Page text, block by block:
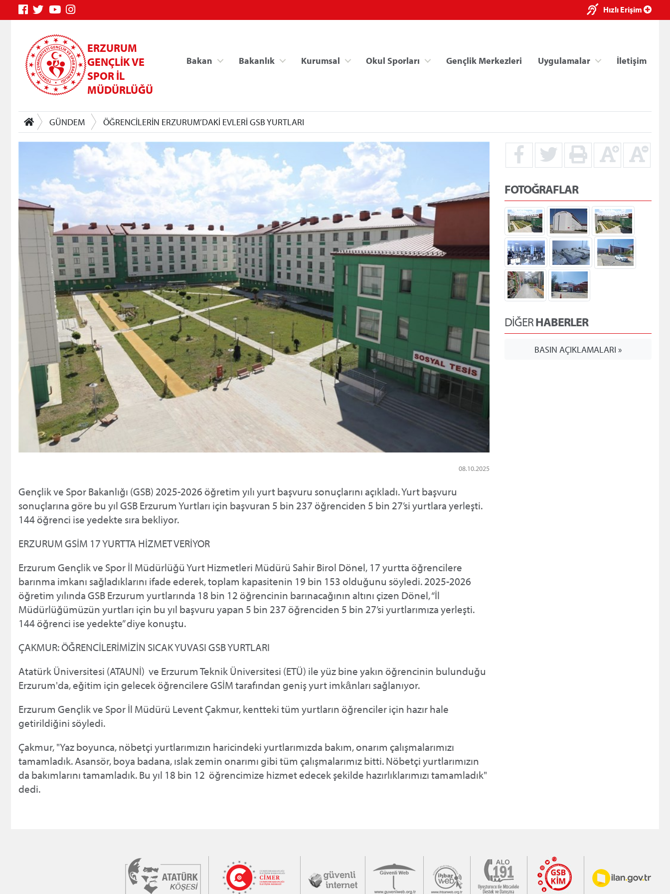
Hızlı Erişim
ERZURUM
GENÇLİK VE
SPOR İL
MÜDÜRLÜĞÜ
Bakan Bakanlık Kurumsal Okul Sporları Gençlik Merkezleri Uygulamalar İletişim
GÜNDEM ÖĞRENCİLERİN ERZURUM’DAKİ EVLERİ GSB YURTLARI
08.10.2025
Gençlik ve Spor Bakanlığı (GSB) 2025-2026 öğretim yılı yurt başvuru sonuçlarını açıkladı. Yurt başvuru
sonuçlarına göre bu yıl GSB Erzurum Yurtları için başvuran 5 bin 237 öğrenciden 5 bin 27’si yurtlara yerleşti.
144 öğrenci ise yedekte sıra bekliyor.
ERZURUM GSİM 17 YURTTA HİZMET VERİYOR
Erzurum Gençlik ve Spor İl Müdürlüğü Yurt Hizmetleri Müdürü Sahir Birol Dönel, 17 yurtta öğrencilere
barınma imkanı sağladıklarını ifade ederek, toplam kapasitenin 19 bin 153 olduğunu söyledi. 2025-2026
öğretim yılında GSB Erzurum yurtlarında 18 bin 12 öğrencinin barınacağının altını çizen Dönel, “İl
Müdürlüğümüzün yurtları için bu yıl başvuru yapan 5 bin 237 öğrenciden 5 bin 27’si yurtlarımıza yerleşti.
144 öğrenci ise yedekte” diye konuştu.
ÇAKMUR: ÖĞRENCİLERİMİZİN SICAK YUVASI GSB YURTLARI
Atatürk Üniversitesi (ATAUNİ) ve Erzurum Teknik Üniversitesi (ETÜ) ile yüz bine yakın öğrencinin bulunduğu
Erzurum'da, eğitim için gelecek öğrencilere GSİM tarafından geniş yurt imkânları sağlanıyor.
Erzurum Gençlik ve Spor İl Müdürü Levent Çakmur, kentteki tüm yurtların öğrenciler için hazır hale
getirildiğini söyledi.
Çakmur, "Yaz boyunca, nöbetçi yurtlarımızın haricindeki yurtlarımızda bakım, onarım çalışmalarımızı
tamamladık. Asansör, boya badana, ıslak zemin onarımı gibi tüm çalışmalarımız bitti. Nöbetçi yurtlarımızın
da bakımlarını tamamladık. Bu yıl 18 bin 12 öğrencimize hizmet edecek şekilde hazırlıklarımızı tamamladık"
dedi.
FOTOĞRAFLAR
DİĞERHABERLER
BASIN AÇIKLAMALARI »
×
Genç Bilgi Sistemi Spor Bilgi Sistemi Kredi/Yurt İşlemleri